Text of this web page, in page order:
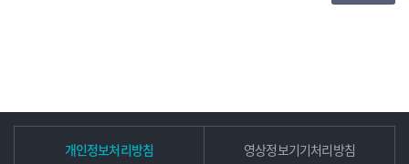
개인정보처리방침 영상정보기기처리방침